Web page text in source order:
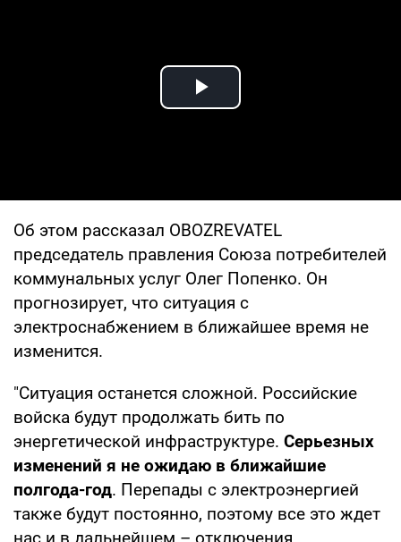
Play Video
Об этом рассказал OBOZREVATEL
председатель правления Союза потребителей
коммунальных услуг Олег Попенко. Он
прогнозирует, что ситуация с
электроснабжением в ближайшее время не
изменится.
"Ситуация останется сложной. Российские
войска будут продолжать бить по
энергетической инфраструктуре. Серьезных
изменений я не ожидаю в ближайшие
полгода-год. Перепады с электроэнергией
также будут постоянно, поэтому все это ждет
нас и в дальнейшем – отключения